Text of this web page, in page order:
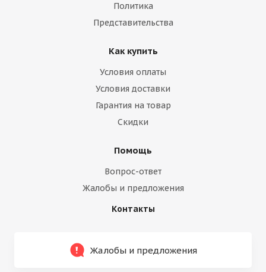
Политика
Представительства
Как купить
Условия оплаты
Условия доставки
Гарантия на товар
Скидки
Помощь
Вопрос-ответ
Жалобы и предложения
Контакты
Жалобы и предложения